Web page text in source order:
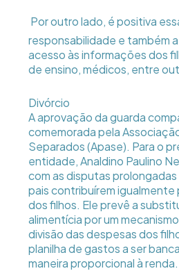
 Por outro lado, é positiva
responsabilidade e também
acesso às informações dos
de ensino, médicos, entre
Divórcio
A aprovação da guarda
comemorada pela
Separados (Apase). Para o
entidade, Analdino Paulino
com as disputas prolongadas
pais contribuírem igualmente
dos filhos. Ele prevê a
alimentícia por um
divisão das despesas dos
planilha de gastos a ser
maneira proporcional à renda.